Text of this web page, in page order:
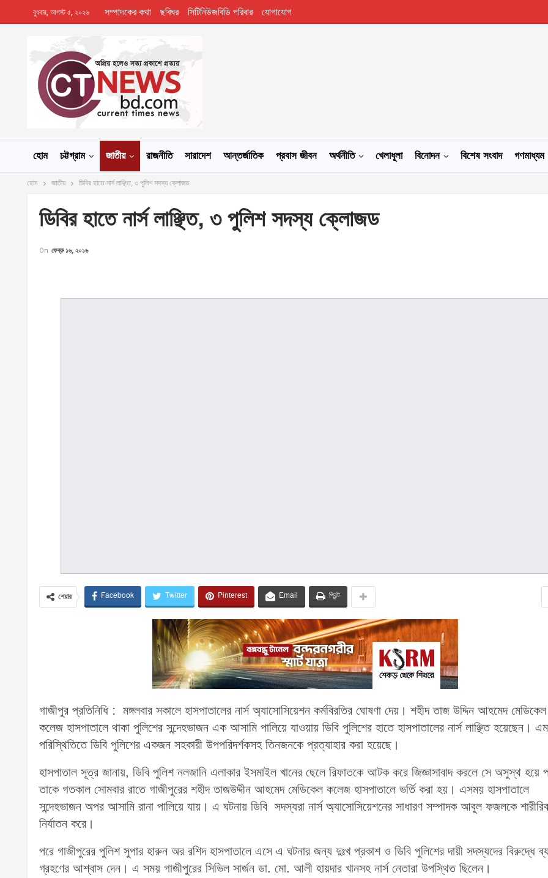
বুধবার, আগস্ট ৫, ২০২৬ সম্পাদকের কথা ছবিঘর সিটিনিউজবিডি পরিবার যোগাযোগ
হোম চট্টগ্রাম জাতীয় রাজনীতি সারাদেশ আন্তর্জাতিক প্রবাস জীবন অর্থনীতি খেলাধূলা বিনোদন বিশেষ সংবাদ গণমাধ্যম
হোম জাতীয় ডিবির হাতে নার্স লাঞ্ছিত, ৩ পুলিশ সদস্য ক্লোজড
ডিবির হাতে নার্স লাঞ্ছিত, ৩ পুলিশ সদস্য ক্লোজড
On ফেব্রু ১৬, ২০১৬
শেয়ার Facebook Twitter Pinterest Email প্রিন্ট
গাজীপুর প্রতিনিধি : মঙ্গলবার সকালে হাসপাতালের নার্স অ্যাসোসিয়েশন কর্মবিরতির ঘোষণা দেয়। শহীদ তাজ উদ্দিন আহমেদ মেডিকেল
কলেজ হাসপাতালে থাকা পুলিশের সন্দেহভাজন এক আসামি পালিয়ে যাওয়ায় ডিবি পুলিশের হাতে হাসপাতালের নার্স লাঞ্ছিত হয়েছেন।
পরিস্থিতিতে ডিবি পুলিশের একজন সহকারী উপপরিদর্শকসহ তিনজনকে প্রত্যাহার করা হয়েছে।
হাসপাতাল সূত্র জানায়, ডিবি পুলিশ নলজানি এলাকার ইসমাইল খানের ছেলে রিফাতকে আটক করে জিজ্ঞাসাবাদ করলে সে অসুস্থ হয়ে
তাকে গতকাল সোমবার রাতে গাজীপুরের শহীদ তাজউদ্দীন আহমেদ মেডিকেল কলেজ হাসপাতালে ভর্তি করা হয়। এসময় হাসপাতালে
সন্দেহভাজন অপর আসামি রানা পালিয়ে যায়। এ ঘটনায় ডিবি সদস্যরা নার্স অ্যাসোসিয়েশনের সাধারণ সম্পাদক আবুল ফজলকে
নির্যাতন করে।
পরে গাজীপুরের পুলিশ সুপার হারুন অর রশিদ হাসপাতালে এসে এ ঘটনার জন্য দুঃখ প্রকাশ ও ডিবি পুলিশের দায়ী সদস্যদের বিরুদ্ধে
গ্রহণের আশ্বাস দেন। এ সময় গাজীপুরের সিভিল সার্জন ডা. মো. আলী হায়দার খানসহ নার্স নেতারা উপস্থিত ছিলেন।